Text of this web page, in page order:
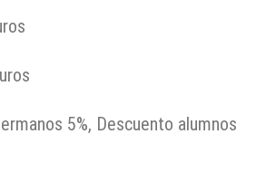
5%, Descuento alumnos